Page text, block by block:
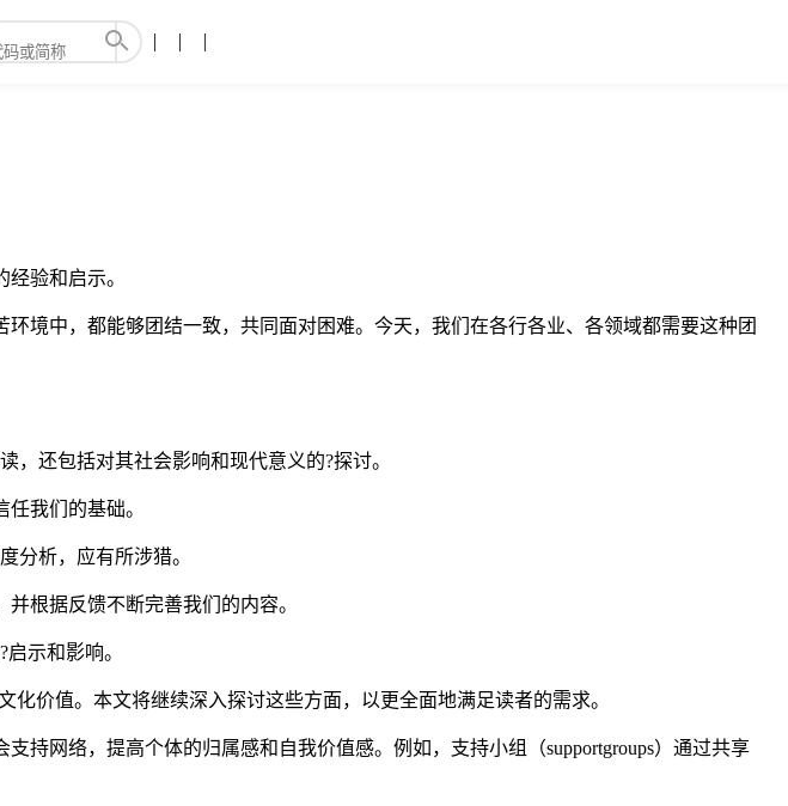
验和启示。
境中，都能够团结一致，共同面对困难。今天，我们在各行各业、各领域都需要这种团
还包括对其社会影响和现代意义的?探讨。
我们的基础。
分析，应有所涉猎。
根据反馈不断完善我们的内容。
示和影响。
价值。本文将继续深入探讨这些方面，以更全面地满足读者的需求。
持网络，提高个体的归属感和自我价值感。例如，支持小组（supportgroups）通过共享